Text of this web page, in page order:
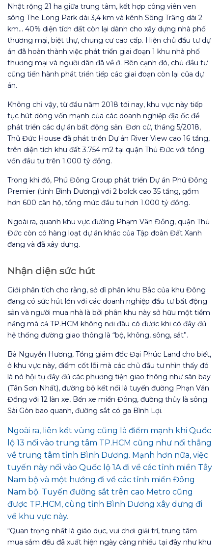
Nhật rộng 21 ha giữa trung tâm, kết hợp công viên ven
sông The Long Park dài 3,4 km và kênh Sông Trăng dài 2
km… 40% diện tích đất còn lại dành cho xây dựng nhà phố
thương mại, biệt thự, chung cư cao cấp. Hiện chủ đầu tư dự
án đã hoàn thành việc phát triển giai đoạn 1 khu nhà phố
thương mại và người dân đã về ở. Bên cạnh đó, chủ đầu tư
cũng tiến hành phát triển tiếp các giai đoạn còn lại của dự
án.
Không chỉ vậy, từ đầu năm 2018 tới nay, khu vực này tiếp
tục hút dòng vốn mạnh của các doanh nghiệp địa ốc để
phát triển các dự án bất động sản. Đơn cử, tháng 5/2018,
Thủ Đức House đã phát triển Dự án River View cao 16 tầng,
trên diện tích khu đất 3.754 m2 tại quận Thủ Đức với tổng
vốn đầu tư trên 1.000 tỷ đồng.
Trong khi đó, Phú Đông Group phát triển Dự án Phú Đông
Premier (tỉnh Bình Dương) với 2 bolck cao 35 tầng, gồm
hơn 600 căn hộ, tổng mức đầu tư hơn 1.000 tỷ đồng.
Ngoài ra, quanh khu vực đường Phạm Văn Đồng, quận Thủ
Đức còn có hàng loạt dự án khác của Tập đoàn Đất Xanh
đang và đã xây dựng.
Nhận diện sức hút
Giới phân tích cho rằng, sở dĩ phân khu Bắc của khu Đông
đang có sức hút lớn với các doanh nghiệp đầu tư bất động
sản và người mua nhà là bởi phân khu này sở hữu một tiềm
năng mà cả TP.HCM không nơi đâu có được khi có đầy đủ
hệ thống đường giao thông là “bộ, không, sông, sắt”.
Bà Nguyễn Hương, Tổng giám đốc Đại Phúc Land cho biết,
ở khu vực này, điểm cốt lõi mà các chủ đầu tư nhìn thấy đó
là nó hội tụ đầy đủ các phương tiện giao thông như sân bay
(Tân Sơn Nhất), đường bộ kết nối là tuyến đường Phạn Văn
Đồng với 12 làn xe, Bến xe miền Đông, đường thủy là sông
Sài Gòn bao quanh, đường sắt có ga Bình Lợi.
Ngoài ra, liên kết vùng cũng là điểm mạnh khi Quốc
lộ 13 nối vào trung tâm TP.HCM cũng như nối thẳng
về trung tâm tỉnh Bình Dương. Mạnh hơn nữa, việc
tuyến này nối vào Quốc lộ 1A đi về các tỉnh miền Tây
Nam bộ và một hướng đi về các tỉnh miền Đông
Nam bộ. Tuyến đường sắt trên cao Metro cũng
được TP.HCM, cùng tỉnh Bình Dương xây dựng đi
về khu vực này.
“Quan trọng nhất là giáo dục, vui chơi giải trí, trung tâm
mua sắm đều đã xuất hiện ngày càng nhiều tại đây như khu